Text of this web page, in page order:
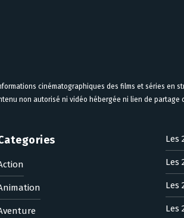
cinématographiques des films et séries en
non autorisé ni vidéo hébergée ni lien de
Les
Les
Les
Les